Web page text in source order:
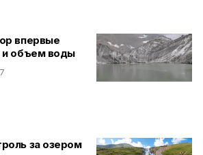
впервые
и объем воды
за озером